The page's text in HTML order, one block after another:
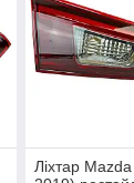
Ліхтар